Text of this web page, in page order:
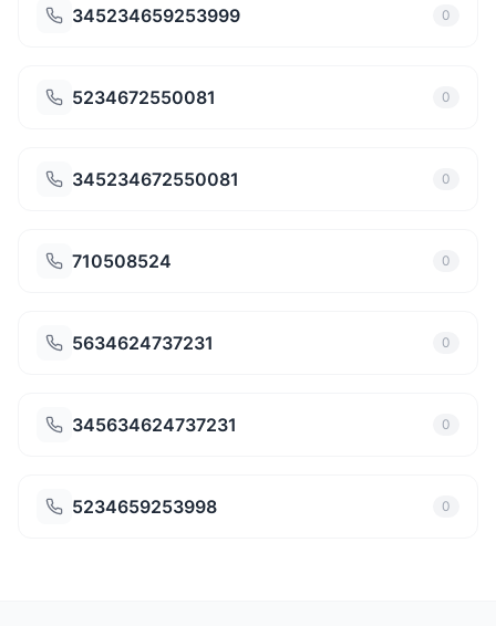
345234659253999 0
5234672550081 0
345234672550081 0
710508524 0
5634624737231 0
345634624737231 0
5234659253998 0